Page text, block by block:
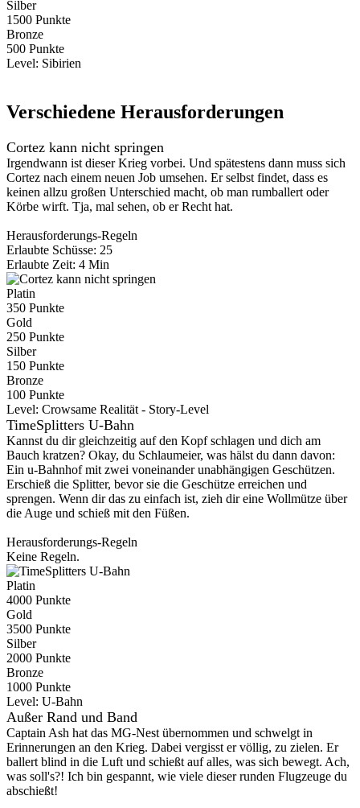
Silber
1500 Punkte
Bronze
500 Punkte
Level: Sibirien
Verschiedene Herausforderungen
Cortez kann nicht springen
Irgendwann ist dieser Krieg vorbei. Und spätestens dann muss sich
Cortez nach einem neuen Job umsehen. Er selbst findet, dass es
keinen allzu großen Unterschied macht, ob man rumballert oder
Körbe wirft. Tja, mal sehen, ob er Recht hat.
Herausforderungs-Regeln
Erlaubte Schüsse: 25
Erlaubte Zeit: 4 Min
Platin
350 Punkte
Gold
250 Punkte
Silber
150 Punkte
Bronze
100 Punkte
Level: Crowsame Realität - Story-Level
TimeSplitters U-Bahn
Kannst du dir gleichzeitig auf den Kopf schlagen und dich am
Bauch kratzen? Okay, du Schlaumeier, was hälst du dann davon:
Ein u-Bahnhof mit zwei voneinander unabhängigen Geschützen.
Erschieß die Splitter, bevor sie die Geschütze erreichen und
sprengen. Wenn dir das zu einfach ist, zieh dir eine Wollmütze über
die Auge und schieß mit den Füßen.
Herausforderungs-Regeln
Keine Regeln.
Platin
4000 Punkte
Gold
3500 Punkte
Silber
2000 Punkte
Bronze
1000 Punkte
Level: U-Bahn
Außer Rand und Band
Captain Ash hat das MG-Nest übernommen und schwelgt in
Erinnerungen an den Krieg. Dabei vergisst er völlig, zu zielen. Er
ballert blind in die Luft und schießt auf alles, was sich bewegt. Ach,
was soll's?! Ich bin gespannt, wie viele dieser runden Flugzeuge du
abschießt!